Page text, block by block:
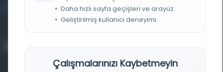
bilgi@osmanlica.comDaha hızlı sayfa geçişleri ve arayüz.
Geliştirilmiş kullanıcı deneyimi.
Çalışmalarınızı Kaybetmeyin